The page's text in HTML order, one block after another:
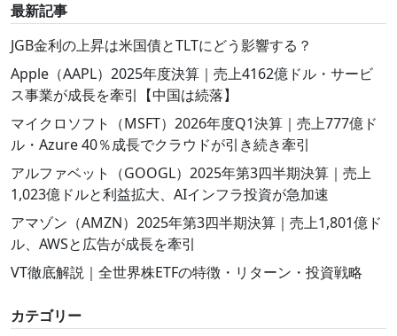
最新記事
JGB金利の上昇は米国債とTLTにどう影響する？
Apple（AAPL）2025年度決算｜売上4162億ドル・サービ
ス事業が成長を牽引【中国は続落】
マイクロソフト（MSFT）2026年度Q1決算｜売上777億ド
ル・Azure 40％成長でクラウドが引き続き牽引
アルファベット（GOOGL）2025年第3四半期決算｜売上
1,023億ドルと利益拡大、AIインフラ投資が急加速
アマゾン（AMZN）2025年第3四半期決算｜売上1,801億ド
ル、AWSと広告が成長を牽引
VT徹底解説｜全世界株ETFの特徴・リターン・投資戦略
カテゴリー